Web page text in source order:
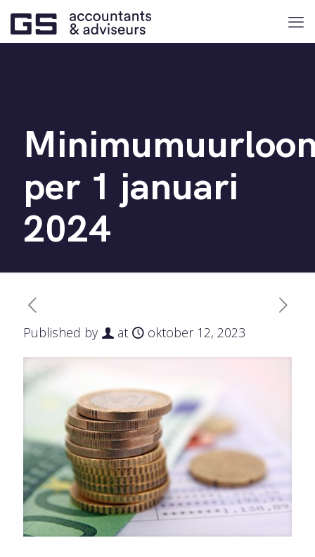
per 1 januari
2024
Published by at oktober 12, 2023